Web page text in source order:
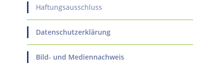
Haftungsausschluss
Datenschutzerklärung
Bild- und Mediennachweis